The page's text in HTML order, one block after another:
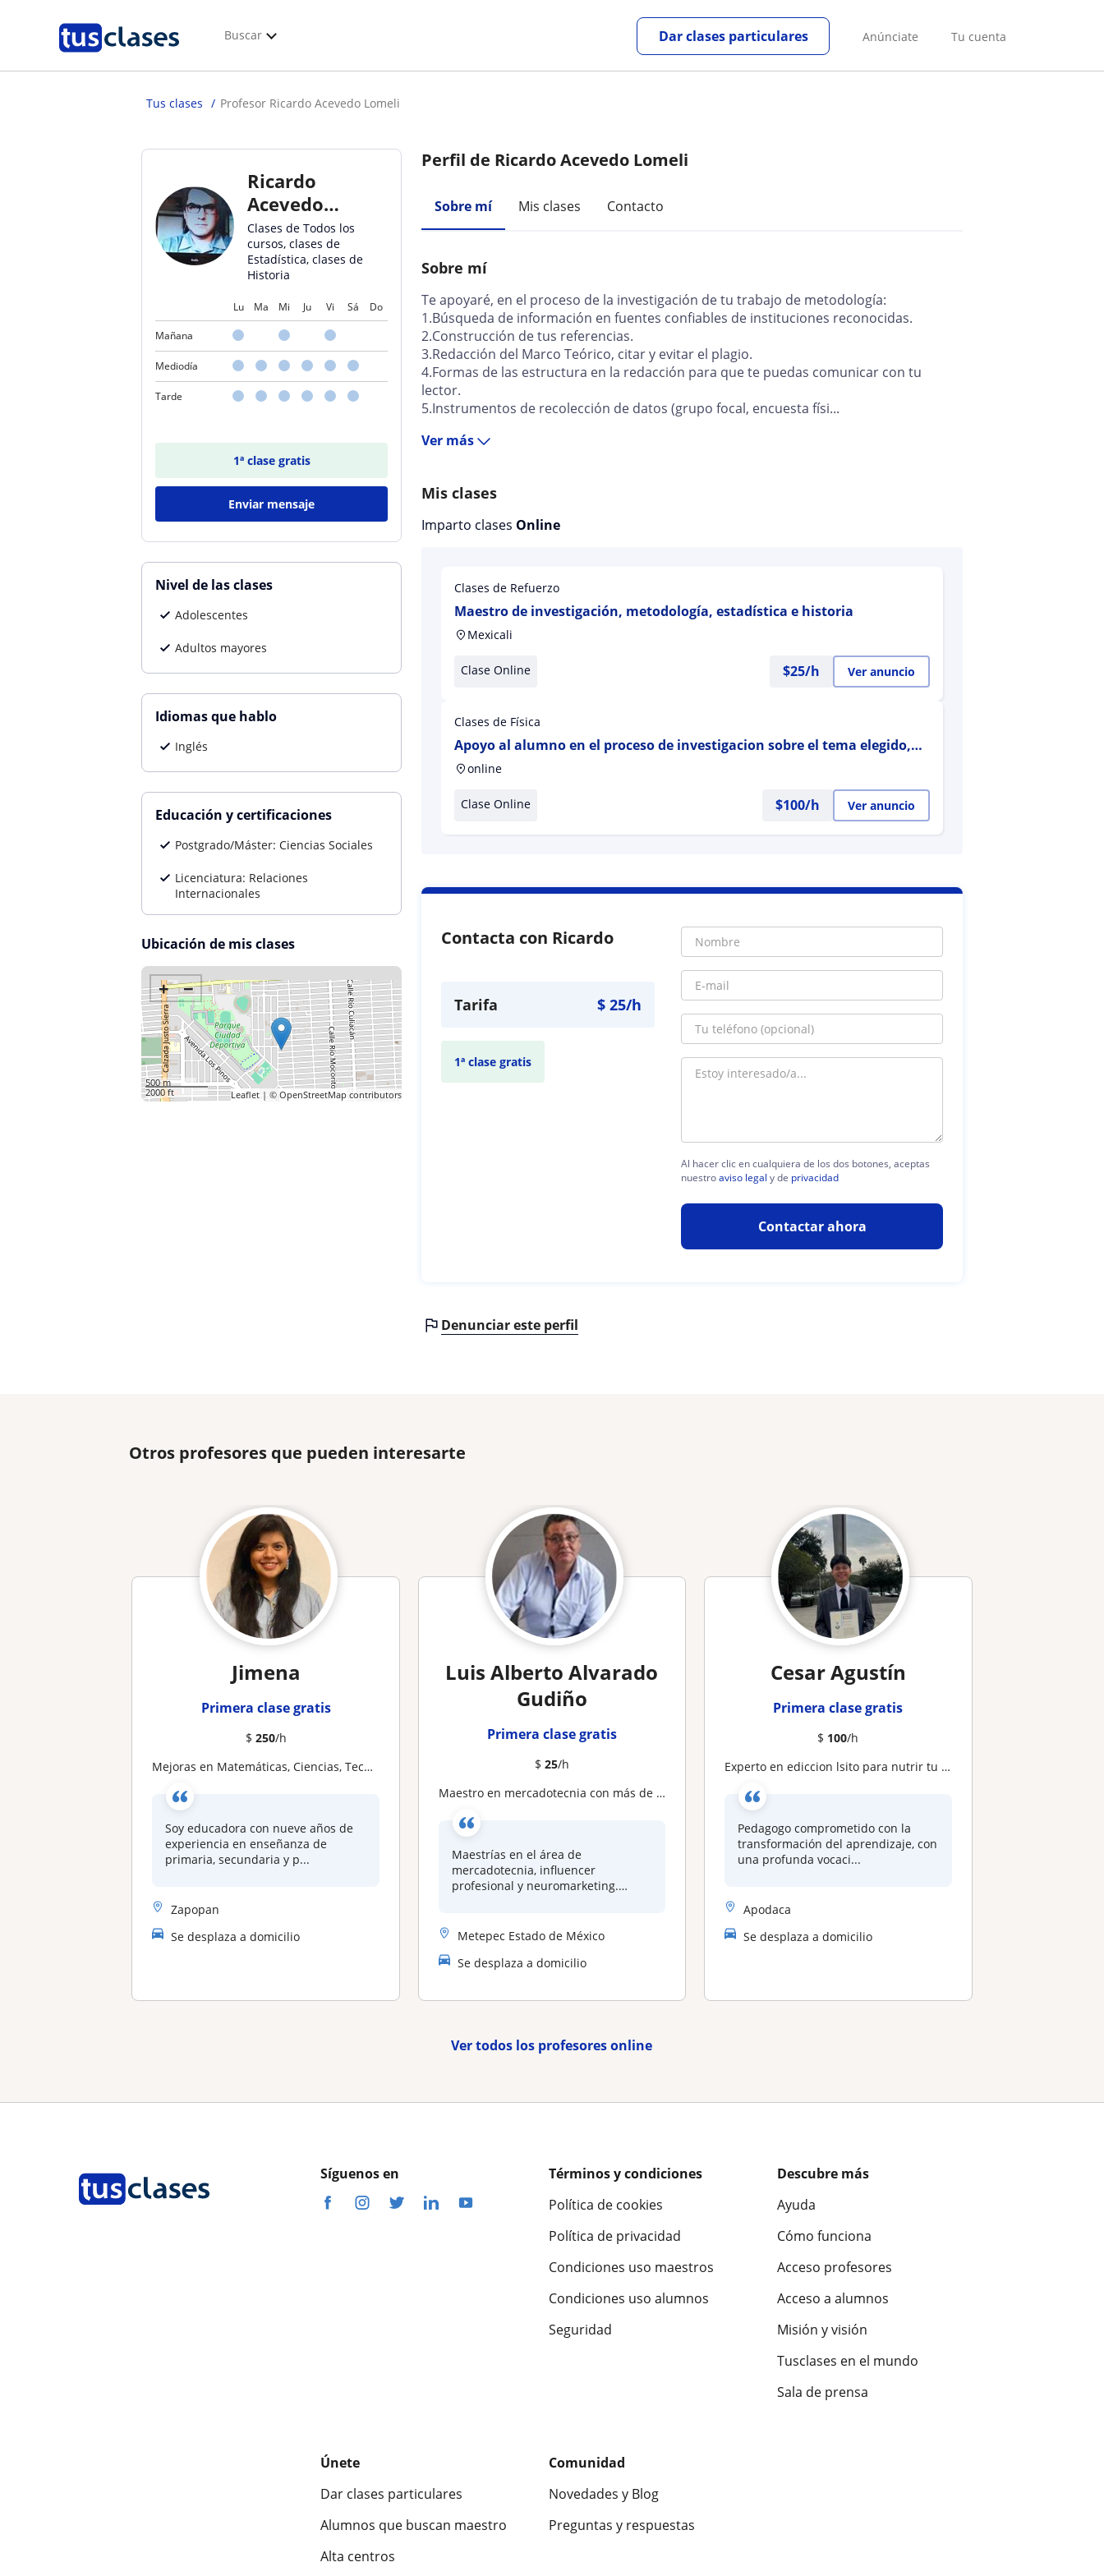
Buscar Anúnciate Tu cuenta
Dar clases particulares
Tus clases Profesor Ricardo Acevedo Lomeli
Ricardo
Acevedo
Lomeli
Clases de Todos los
cursos, clases de
Estadística, clases de
Historia
Lu Ma Mi Ju Vi Sá Do
Mañana
Mediodía
Tarde
1ª clase gratis
Enviar mensaje
Nivel de las clases
Adolescentes
Adultos mayores
Idiomas que hablo
Inglés
Educación y certificaciones
Postgrado/Máster: Ciencias Sociales
Licenciatura: Relaciones
Internacionales
Ubicación de mis clases
+ −
500 m
2000 ft
Leaflet | ©OpenStreetMap contributors
Perfil de Ricardo Acevedo Lomeli
Sobre mí Mis clases Contacto
Sobre mí
Te apoyaré, en el proceso de la investigación de tu trabajo de metodología:
1.Búsqueda de información en fuentes confiables de instituciones reconocidas.
2.Construcción de tus referencias.
3.Redacción del Marco Teórico, citar y evitar el plagio.
4.Formas de las estructura en la redacción para que te puedas comunicar con tu
lector.
5.Instrumentos de recolección de datos (grupo focal, encuesta físi...
Ver más
Mis clases
Imparto clases Online
Clases de Refuerzo
Maestro de investigación, metodología, estadística e historia
Mexicali
Clase Online $25/h Ver anuncio
Clases de Física
Apoyo al alumno en el proceso de investigacion sobre el tema elegido,
cuidando el correcto uso fuentes de informacion
online
Clase Online $100/h Ver anuncio
Contacta con Ricardo
Tarifa $25/h
1ª clase gratis
Al hacer clic en cualquiera de los dos botones, aceptas
nuestroaviso legal y de privacidad
Contactar ahora
Denunciar este perfil
Otros profesores que pueden interesarte
Jimena
Primera clase gratis
$ 250/h
Mejoras en Matemáticas, Ciencias, Tecnología e Ingeniería con acompañamiento personalizado
Soy educadora con nueve años de
experiencia en enseñanza de
primaria, secundaria y p...
Zapopan
Se desplaza a domicilio
Luis Alberto Alvarado
Gudiño
Primera clase gratis
$ 25/h
Maestro en mercadotecnia con más de 30 años de experiencia
Maestrías en el área de
mercadotecnia, influencer
profesional y neuromarketing.
Metepec Estado de México
Se desplaza a domicilio
Cesar Agustín
Primera clase gratis
$ 100/h
Experto en ediccion lsito para nutrir tu proceso de aprendizaje
Pedagogo comprometido con la
transformación del aprendizaje, con
una profunda vocaci...
Apodaca
Se desplaza a domicilio
Ver todos los profesores online
Síguenos en
Términos y condiciones
Política de cookies
Política de privacidad
Condiciones uso maestros
Condiciones uso alumnos
Seguridad
Descubre más
Ayuda
Cómo funciona
Acceso profesores
Acceso a alumnos
Misión y visión
Tusclases en el mundo
Sala de prensa
Únete
Dar clases particulares
Alumnos que buscan maestro
Alta centros
Comunidad
Novedades y Blog
Preguntas y respuestas